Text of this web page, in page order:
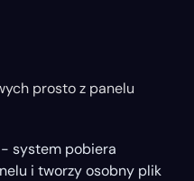
prosto z panelu
- system pobiera
i tworzy osobny plik